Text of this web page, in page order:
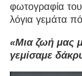
φωτογραφία
λόγια γεμάτα
«Μια ζωή μας
γεμίσαμε